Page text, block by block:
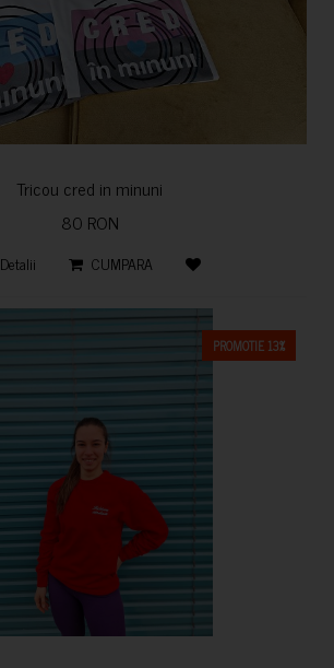
Tricou cred in minuni
80 RON
Detalii CUMPARA
PROMOTIE 13%